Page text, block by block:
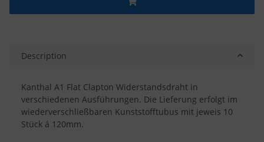
Description
Kanthal A1 Flat Clapton Widerstandsdraht in
verschiedenen Ausführungen. Die Lieferung erfolgt im
wiederverschließbaren Kunststofftubus mit jeweis 10
Stück á 120mm.